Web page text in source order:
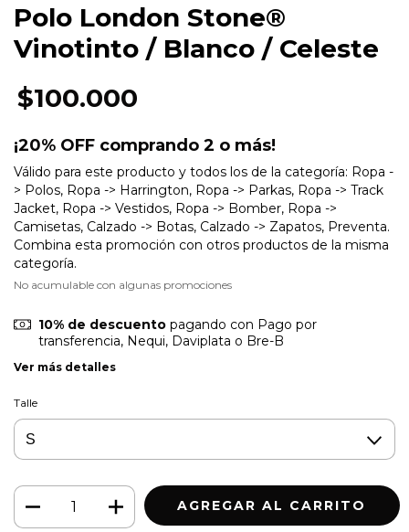
Polo London Stone®
Vinotinto / Blanco / Celeste
$100.000
¡20% OFF comprando 2 o más!
Válido para este producto y todos los de la categoría: Ropa -
> Polos, Ropa -> Harrington, Ropa -> Parkas, Ropa -> Track
Jacket, Ropa -> Vestidos, Ropa -> Bomber, Ropa ->
Camisetas, Calzado -> Botas, Calzado -> Zapatos, Preventa.
Combina esta promoción con otros productos de la misma
categoría.
No acumulable con algunas promociones
10% de descuentopagando con Pago por
transferencia, Nequi, Daviplata o Bre-B
Ver más detalles
Talle